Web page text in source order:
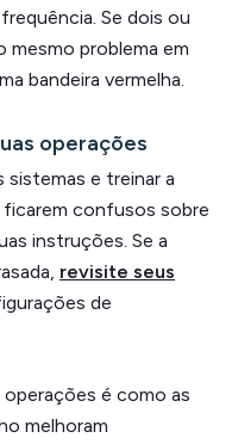
Se dois ou
mesmo problema em
bandeira vermelha.
operações
sistemas e treinar a
ficarem confusos sobre
instruções. Se a
revisite seus
de
é como as
melhoram